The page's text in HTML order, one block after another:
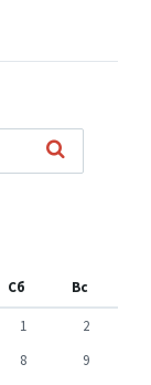
Сб Вс
1
2
8
9